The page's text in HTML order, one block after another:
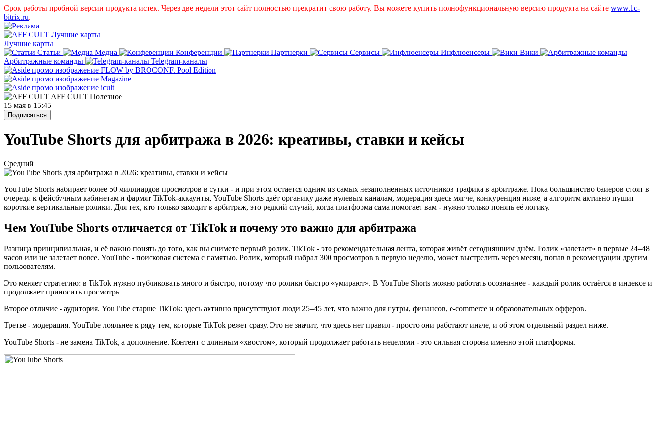
Срок работы пробной версии продукта истек. Через две недели этот сайт полностью прекратит свою работу. Вы можете купить полнофункциональную версию продукта на сайте www.1c-
bitrix.ru.
Лучшие карты
Лучшие карты
Статьи
Медиа Конференции Партнерки Сервисы Инфлюенсеры
Вики
Арбитражные команды
Telegram-каналы
AFF CULT Полезное
15 мая в 15:45
Подписаться
YouTube Shorts для арбитража в 2026: креативы, ставки и кейсы
Средний
YouTube Shorts набирает более 50 миллиардов просмотров в сутки - и при этом остаётся одним из самых незаполненных источников трафика в арбитраже. Пока большинство байеров стоят в
очереди к фейсбучным кабинетам и фармят TikTok-аккаунты, YouTube Shorts даёт органику даже нулевым каналам, модерация здесь мягче, конкуренция ниже, а алгоритм активно пушит
короткие вертикальные ролики. Для тех, кто только заходит в арбитраж, это редкий случай, когда платформа сама помогает вам - нужно только понять её логику.
Чем YouTube Shorts отличается от TikTok и почему это важно для арбитража
Разница принципиальная, и её важно понять до того, как вы снимете первый ролик. TikTok - это рекомендательная лента, которая живёт сегодняшним днём. Ролик «залетает» в первые 24–48
часов или не залетает вовсе. YouTube - поисковая система с памятью. Ролик, который набрал 300 просмотров в первую неделю, может выстрелить через месяц, попав в рекомендации другим
пользователям.
Это меняет стратегию: в TikTok нужно публиковать много и быстро, потому что ролики быстро «умирают». В YouTube Shorts можно работать осознаннее - каждый ролик остаётся в индексе и
продолжает приносить просмотры.
Второе отличие - аудитория. YouTube старше TikTok: здесь активно присутствуют люди 25–45 лет, что важно для нутры, финансов, e-commerce и образовательных офферов.
Третье - модерация. YouTube лояльнее к ряду тем, которые TikTok режет сразу. Это не значит, что здесь нет правил - просто они работают иначе, и об этом отдельный раздел ниже.
YouTube Shorts - не замена TikTok, а дополнение. Контент с длинным «хвостом», который продолжает работать неделями - это сильная сторона именно этой платформы.